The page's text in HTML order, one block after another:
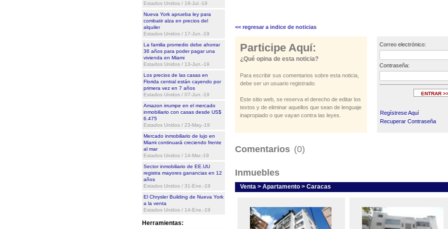
Estados Unidos / 18-Jul.-19
Nueva York aprueba ley para
combatir alza en precios del
alquiler
Estados Unidos / 17-Jun.-19
La familia promedio debe ahorrar
36 años para poder pagar una
vivienda en Miami
Estados Unidos / 13-Jun.-19
Los precios de las casas en
Florida central están cayendo por
primera vez en 7 años
Estados Unidos / 07-Jun.-19
Amazon irrumpe en el mercado
inmobiliario con casas desde US$
6.475
Estados Unidos / 23-May.-19
Mercado inmobiliario de lujo en
Miami continuará creciendo frente
al mar
Estados Unidos / 14-Mar.-19
Sector inmobiliario de EE.UU
registra mayores ganancias en 12
años
Estados Unidos / 31-Ene.-19
El Chrysler Building de Nueva York
a la venta
Estados Unidos / 14-Ene.-19
Herramientas:
<< regresar a indice de noticias
Participe Aquí:
¿Qué opina de esta noticia?
Para escribir sus comentarios sobre esta noticia,
debe ser un usuario registrado.
Este sitio web, se reserva el derecho de editar los
textos y de eliminar aquellos que sean de lenguaje
inapropiado o que vayan contra las leyes.
Correo electrónico:
Contraseña:
Regístrese Aquí
Recuperar Contraseña
Comentarios (0)
Inmuebles
Venta > Apartamento > Caracas